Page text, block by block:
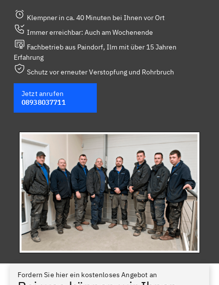
Klempner in ca. 40 Minuten bei Ihnen vor Ort
Immer erreichbar: Auch am Wochenende
Fachbetrieb aus Paindorf, Ilm mit über 15 Jahren
Erfahrung
Schutz vor erneuter Verstopfung und Rohrbruch
Jetzt anrufen
08938037711
Fordern Sie hier ein kostenloses Angebot an